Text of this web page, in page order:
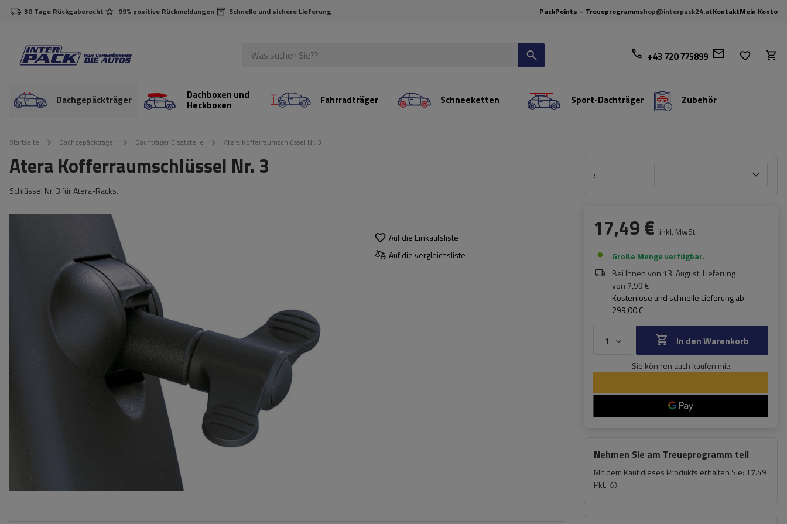
30 Tage Rückgaberecht 99% positive Rückmeldungen Schnelle und sichere Lieferung PackPoints – Treueprogrammshop@interpack24.atKontaktMein Konto
+43 720 775899
Dachgepäckträger Dachboxen und
Heckboxen Fahrradträger Schneeketten Sport-Dachträger Zubehör
Startseite Dachgepäckträger Dachträger Ersatzteile Atera Kofferraumschlüssel Nr. 3
Atera Kofferraumschlüssel Nr. 3
Schlüssel Nr. 3 für Atera-Racks.
Auf die Einkaufsliste
Auf die vergleichsliste
17,49 € inkl. MwSt
Große Menge verfügbar
Bei Ihnen von 13. August. Lieferung
von 7,99 €
Kostenlose und schnelle Lieferungab
299,00 €
In den Warenkorb
Sie können auch kaufen mit:
Nehmen Sie am Treueprogramm teil
Mit dem Kauf dieses Produkts erhalten Sie: 17.49
Pkt.